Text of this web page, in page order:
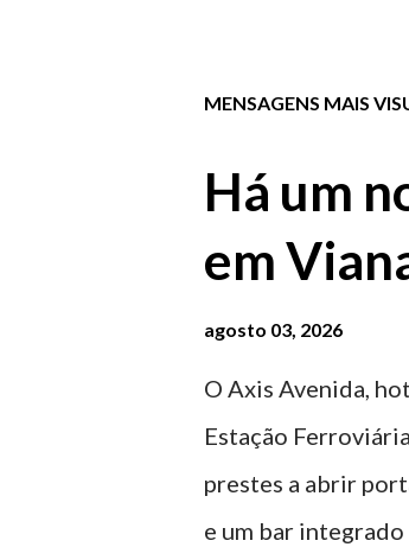
MENSAGENS MAIS
Há um
em
agosto 03, 2026
O Axis Avenida,
Estação
prestes a abrir
e um bar